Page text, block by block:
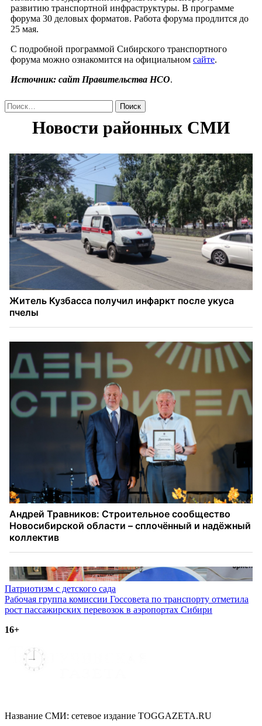
развитию транспортной инфраструктуры. В программе
форума 30 деловых форматов. Работа форума продлится до
25 мая.
С подробной программой Сибирского транспортного
форума можно ознакомится на официальном сайте.
Источник: сайт Правительства НСО.
Найти:
Навигация
по
записям
Патриотизм с детского сада
Рабочая группа комиссии Госсовета по транспорту отметила
рост пассажирских перевозок в аэропортах Сибири
16+
Название СМИ: cетевое издание TOGGAZETA.RU